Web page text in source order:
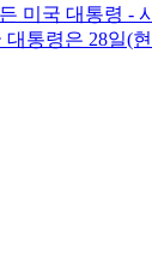
미국 대통령 -
대통령은 28일(